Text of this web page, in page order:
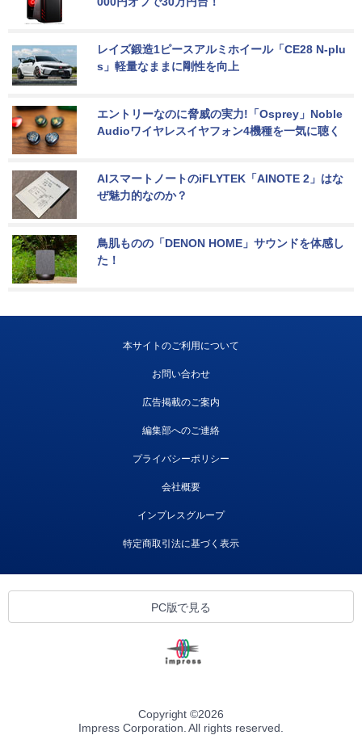
レイズ鍛造1ピースアルミホイール「CE28 N-plu
s」軽量なままに剛性を向上
エントリーなのに脅威の実力!「Osprey」Noble
Audioワイヤレスイヤフォン4機種を一気に聴く
AIスマートノートのiFLYTEK「AINOTE 2」はな
ぜ魅力的なのか？
鳥肌ものの「DENON HOME」サウンドを体感し
た！
本サイトのご利用について
お問い合わせ
広告掲載のご案内
編集部へのご連絡
プライバシーポリシー
会社概要
インプレスグループ
特定商取引法に基づく表示
PC版で見る
Copyright ©2026
Impress Corporation. All rights reserved.